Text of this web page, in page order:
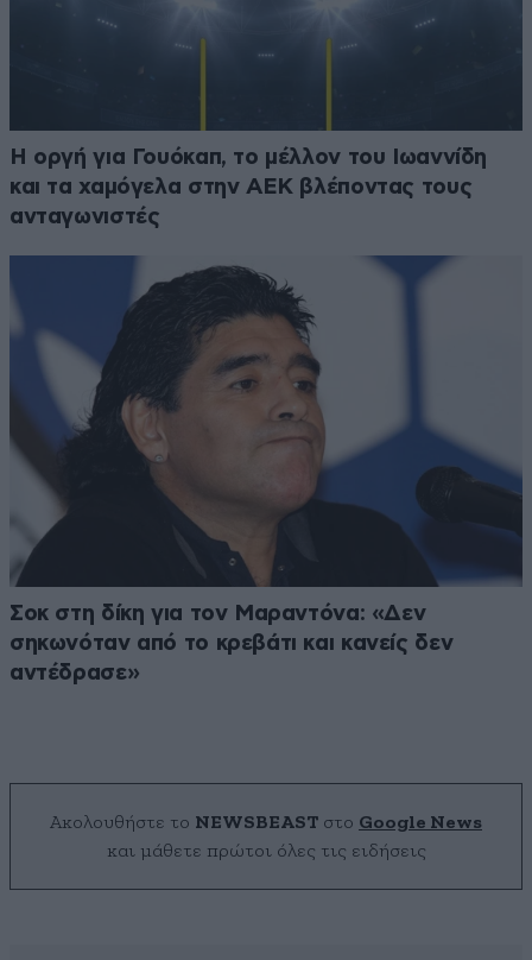
Η οργή για Γουόκαπ, το μέλλον του Ιωαννίδη
και τα χαμόγελα στην ΑΕΚ βλέποντας τους
ανταγωνιστές
Σοκ στη δίκη για τον Μαραντόνα: «Δεν
σηκωνόταν από το κρεβάτι και κανείς δεν
αντέδρασε»
Ακολουθήστε το NEWSBEAST στο Google News
και μάθετε πρώτοι όλες τις ειδήσεις